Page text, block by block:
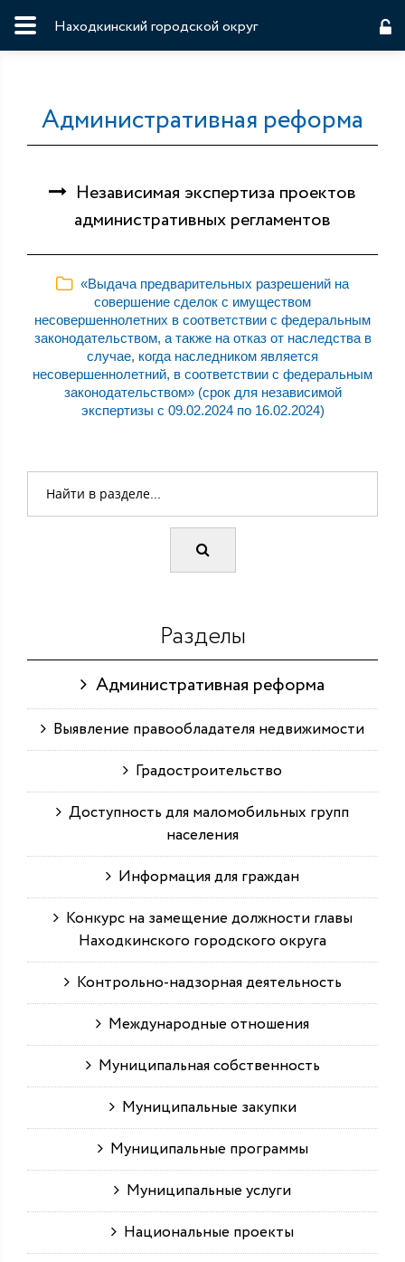
Находкинский городской округ
Административная реформа
Независимая экспертиза проектов
административных регламентов
«Выдача предварительных разрешений на
совершение сделок с имуществом
несовершеннолетних в соответствии с федеральным
законодательством, а также на отказ от наследства в
случае, когда наследником является
несовершеннолетний, в соответствии с федеральным
законодательством» (срок для независимой
экспертизы с 09.02.2024 по 16.02.2024)
Разделы
Административная реформа
Выявление правообладателя недвижимости
Градостроительство
Доступность для маломобильных групп
населения
Информация для граждан
Конкурс на замещение должности главы
Находкинского городского округа
Контрольно-надзорная деятельность
Международные отношения
Муниципальная собственность
Муниципальные закупки
Муниципальные программы
Муниципальные услуги
Национальные проекты